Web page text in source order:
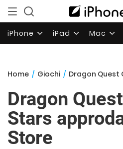
iPhone iPad Mac
Home / Giochi / Dragon Quest Of
Dragon
Stars
Store